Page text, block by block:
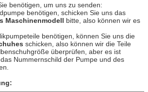
benötigen, um uns zu senden:
benötigen, schicken Sie uns das
Maschinenmodell bitte, also können wir es
benötigen, können Sie uns die
schicken, also können wir die Teile
überprüfen, aber es ist
Nummernschild der Pumpe und des